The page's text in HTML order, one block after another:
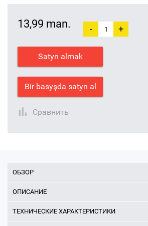
13,99 man. - +
Satyn almak
Bir basyşda satyn al
Сравнить
ОБЗОР
ОПИСАНИЕ
ТЕХНИЧЕСКИЕ ХАРАКТЕРИСТИКИ